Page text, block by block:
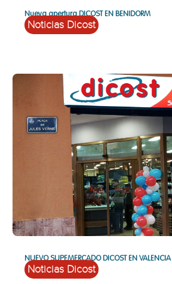
Nueva apertura DICOST EN BENIDORM
Noticias Dicost
NUEVO SUPEMERCADO DICOST EN VALENCIA
Noticias Dicost